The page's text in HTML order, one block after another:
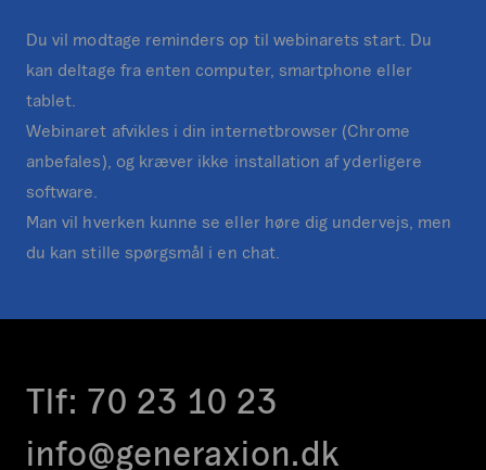
Du vil modtage reminders op til webinarets start. Du
kan deltage fra enten computer, smartphone eller
tablet.
Webinaret afvikles i din internetbrowser (Chrome
anbefales), og kræver ikke installation af yderligere
software.
Man vil hverken kunne se eller høre dig undervejs, men
du kan stille spørgsmål i en chat.
Tlf: 70 23 10 23
info@generaxion.dk